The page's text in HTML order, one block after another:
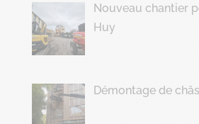
Nouveau chantier
Huy
Démontage de